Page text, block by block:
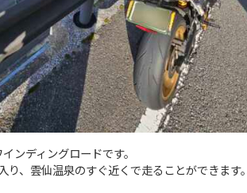
ンディングロードです。
、雲仙温泉のすぐ近くで走ることができます。